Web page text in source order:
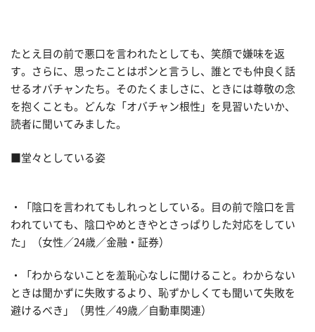
たとえ目の前で悪口を言われたとしても、笑顔で嫌味を返
す。さらに、思ったことはポンと言うし、誰とでも仲良く話
せるオバチャンたち。そのたくましさに、ときには尊敬の念
を抱くことも。どんな「オバチャン根性」を見習いたいか、
読者に聞いてみました。
■堂々としている姿
・「陰口を言われてもしれっとしている。目の前で陰口を言
われていても、陰口やめときやとさっぱりした対応をしてい
た」（女性／24歳／金融・証券）
・「わからないことを羞恥心なしに聞けること。わからない
ときは聞かずに失敗するより、恥ずかしくても聞いて失敗を
避けるべき」（男性／49歳／自動車関連）